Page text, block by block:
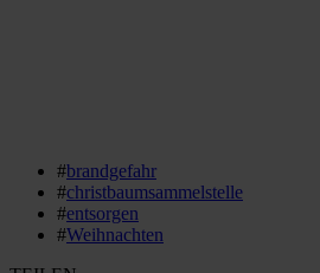
#brandgefahr
#christbaumsammelstelle
#entsorgen
#Weihnachten